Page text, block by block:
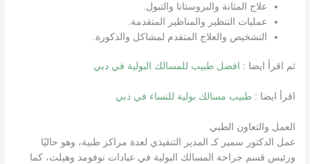
علاج المثانة والبروستاتا والتبول.
عمليات التنظير والمناظير المتقدمة.
التشخيص والعلاج المتقدم لمشاكل والذكورة.
ثم اقرأ ايضا : افضل طبيب للمسالك البولية في دبي
اقرأ ايضا :طبيب مسالك بولية للنساء في دبي
العمل والتعاون الطبي
عمل الدكتور سمير كـ المدير التنفيذي لعدة مراكز طبية، وهو حاليًا
ورئيس قسم جراحة المسالك البولية في عيادات نوفومد وهيلث، كما